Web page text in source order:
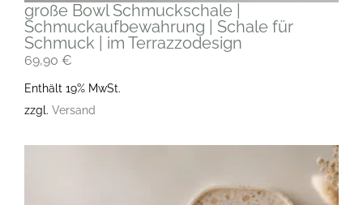
große Bowl Schmuckschale |
Schmuckaufbewahrung | Schale für
Schmuck | im Terrazzodesign
69,90 €
Enthält 19% MwSt.
zzgl. Versand